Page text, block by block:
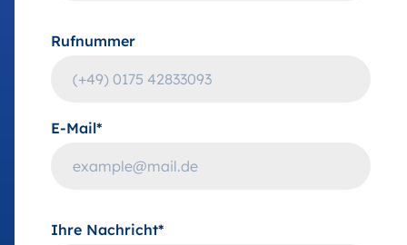
Rufnummer
E-Mail*
Ihre Nachricht*